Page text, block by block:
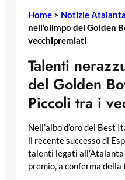
Home > Notizie Atalanta
nell’olimpo del Golden
vecchipremiati
Talenti
del Golden
Piccoli tra i
Nell’albo d’oro del Best
il recente successo di
talenti legati
premio, a conferma